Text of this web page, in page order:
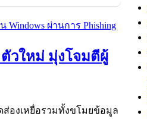
ตัวใหม่ มุ่งโจมตีผู้
ส่องเหยื่อรวมทั้งขโมยข้อมูล